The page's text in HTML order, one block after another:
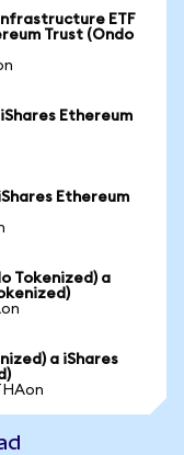
ETF
Trust (Ondo
Ethereum
Ethereum
Tokenized) a
a iShares